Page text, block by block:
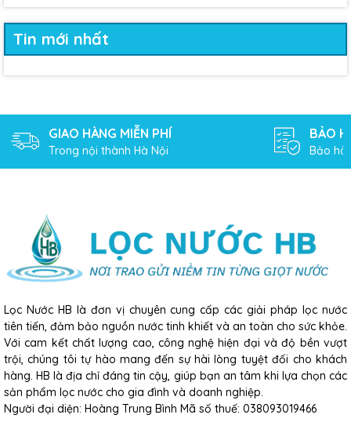
Tin mới nhất
GIAO HÀNG MIỄN PHÍ
Trong nội thành Hà Nội
BẢO
Bảo
Lọc Nước HB là đơn vị chuyên cung cấp các giải pháp lọc nước
tiên tiến, đảm bảo nguồn nước tinh khiết và an toàn cho sức khỏe.
Với cam kết chất lượng cao, công nghệ hiện đại và độ bền vượt
trội, chúng tôi tự hào mang đến sự hài lòng tuyệt đối cho khách
hàng. HB là địa chỉ đáng tin cậy, giúp bạn an tâm khi lựa chọn các
sản phẩm lọc nước cho gia đình và doanh nghiệp.
Người đại diện: Hoàng Trung Bình Mã số thuế: 038093019466